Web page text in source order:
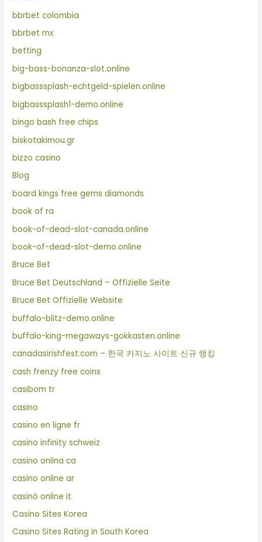
bbrbet colombia
bbrbet mx
betting
big-bass-bonanza-slot.online
bigbasssplash-echtgeld-spielen.online
bigbasssplash1-demo.online
bingo bash free chips
biskotakimou.gr
bizzo casino
Blog
board kings free gems diamonds
book of ra
book-of-dead-slot-canada.online
book-of-dead-slot-demo.online
Bruce Bet
Bruce Bet Deutschland – Offizielle Seite
Bruce Bet Offizielle Website
buffalo-blitz-demo.online
buffalo-king-megaways-gokkasten.online
canadasirishfest.com – 한국 카지노 사이트 신규 랭킹
cash frenzy free coins
casibom tr
casino
casino en ligne fr
casino infinity schweiz
casino onlina ca
casino online ar
casinò online it
Casino Sites Korea
Casino Sites Rating in South Korea